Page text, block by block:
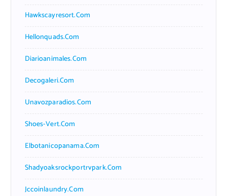
Hawkscayresort.com
Hellonquads.com
Diarioanimales.com
Decogaleri.com
Unavozparadios.com
Shoes-Vert.com
Elbotanicopanama.com
Shadyoaksrockportrvpark.com
Jccoinlaundry.com